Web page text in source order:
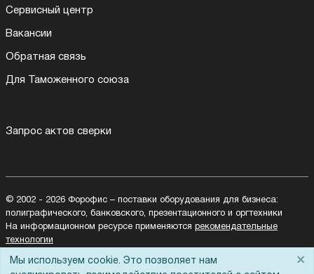
Сервисный центр
Вакансии
Обратная связь
Для Таможенного союза
Запрос актов сверки
© 2002 - 2026 Форофис – поставки оборудования для бизнеса:
полиграфического, банковского, презентационного и оргтехники
На информационном ресурсе применяются рекомендательные
технологии
соответствуетполитике обработки данных
Мы используем cookie. Это позволяет нам
×